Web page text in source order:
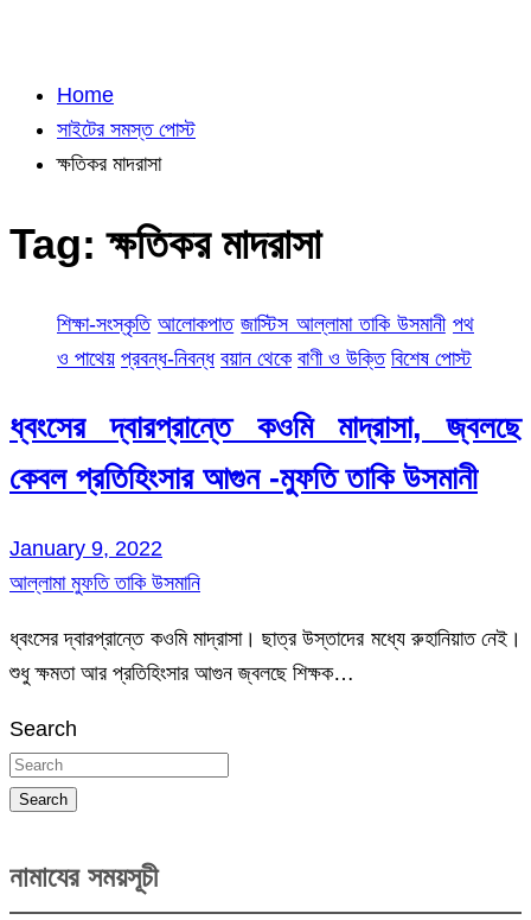
Home
সাইটের সমস্ত পোস্ট
ক্ষতিকর মাদরাসা
Tag:ক্ষতিকর মাদরাসা
শিক্ষা-সংস্কৃতি আলোকপাত জাস্টিস আল্লামা তাকি উসমানী পথ
ও পাথেয় প্রবন্ধ-নিবন্ধ বয়ান থেকে বাণী ও উক্তি বিশেষ পোস্ট
ধ্বংসের দ্বারপ্রান্তে কওমি মাদ্রাসা, জ্বলছে
কেবল প্রতিহিংসার আগুন -মুফতি তাকি উসমানী
January 9, 2022
আল্লামা মুফতি তাকি উসমানি
ধ্বংসের দ্বারপ্রান্তে কওমি মাদ্রাসা। ছাত্র উস্তাদের মধ্যে রুহানিয়াত নেই।
শুধু ক্ষমতা আর প্রতিহিংসার আগুন জ্বলছে শিক্ষক…
Search
Search
নামাযের সময়সূচী